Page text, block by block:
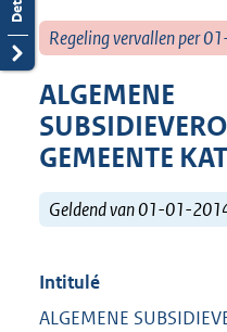
Regeling vervallen per
ALGEMENE
GEMEENTE
Geldend van 01-01-
Intitulé
ALGEMENE